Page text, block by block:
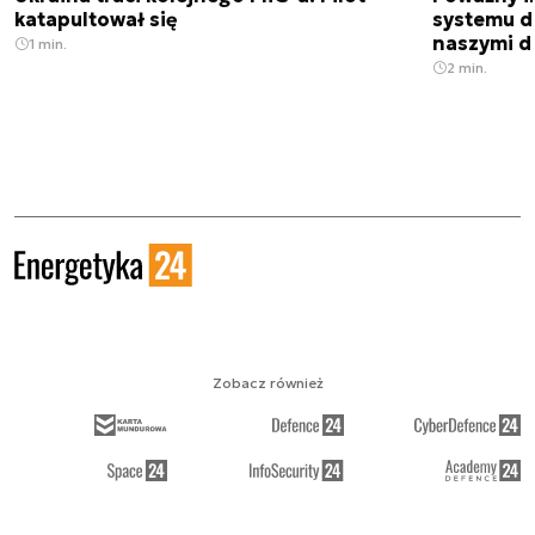
katapultował się
1 min.
systemu
naszymi
2 min.
Zobacz również